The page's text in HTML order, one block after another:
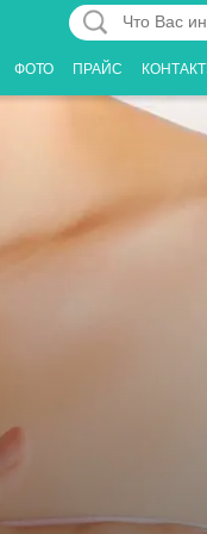
ФОТО ПРАЙС
Что
Вас
интересует?